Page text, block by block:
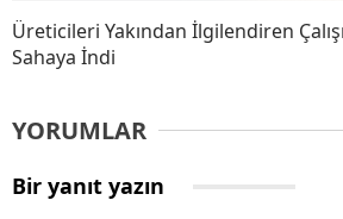
Üreticileri Yakından İlgilendiren
Sahaya İndi
YORUMLAR
Bir yanıt yazın